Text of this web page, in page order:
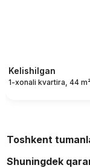
Kelishilgan
1-xonali kvartira, 44
Toshkent
Shuningdek